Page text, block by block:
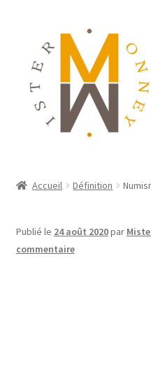
Accueil Définition
Publié le 24 août 2020par
commentaire